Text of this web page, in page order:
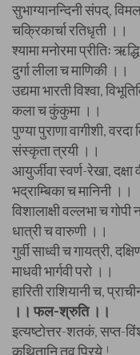
सुभाग्यानन्दिनी संपद्, विमला
चक्रिकार्चा रतिधृती ।।
श्यामा मनोरमा प्रीतिः
दुर्गा लीला च माणिकी ।।
उद्यमा भारती विश्वा,
कला च कुंकुमा ।।
पुण्या पुराणा वागीशी, वरदा
संस्कृता त्रयी ।।
आयुर्जीवा स्वर्ण-रेखा, दक्षा
भद्राम्बिका च मानिनी ।।
विशालाक्षी वल्लभा च गोपी
धात्री च वारुणी ।।
गुर्वी साध्वी च गायत्री,
माधवी भार्गवी परो ।।
हारिती राशियानी च,
।। फल-श्रुति ।।
इत्यष्टोत्तर-शतकं, सप्त-
कथितानि तव प्रिये !